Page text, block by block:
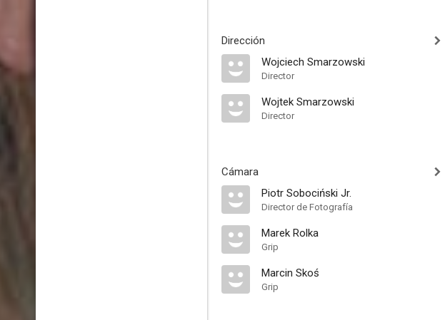
Dirección
Wojciech Smarzowski
Director
Wojtek Smarzowski
Director
Cámara
Piotr Sobociński Jr.
Director de Fotografía
Marek Rolka
Grip
Marcin Skoś
Grip